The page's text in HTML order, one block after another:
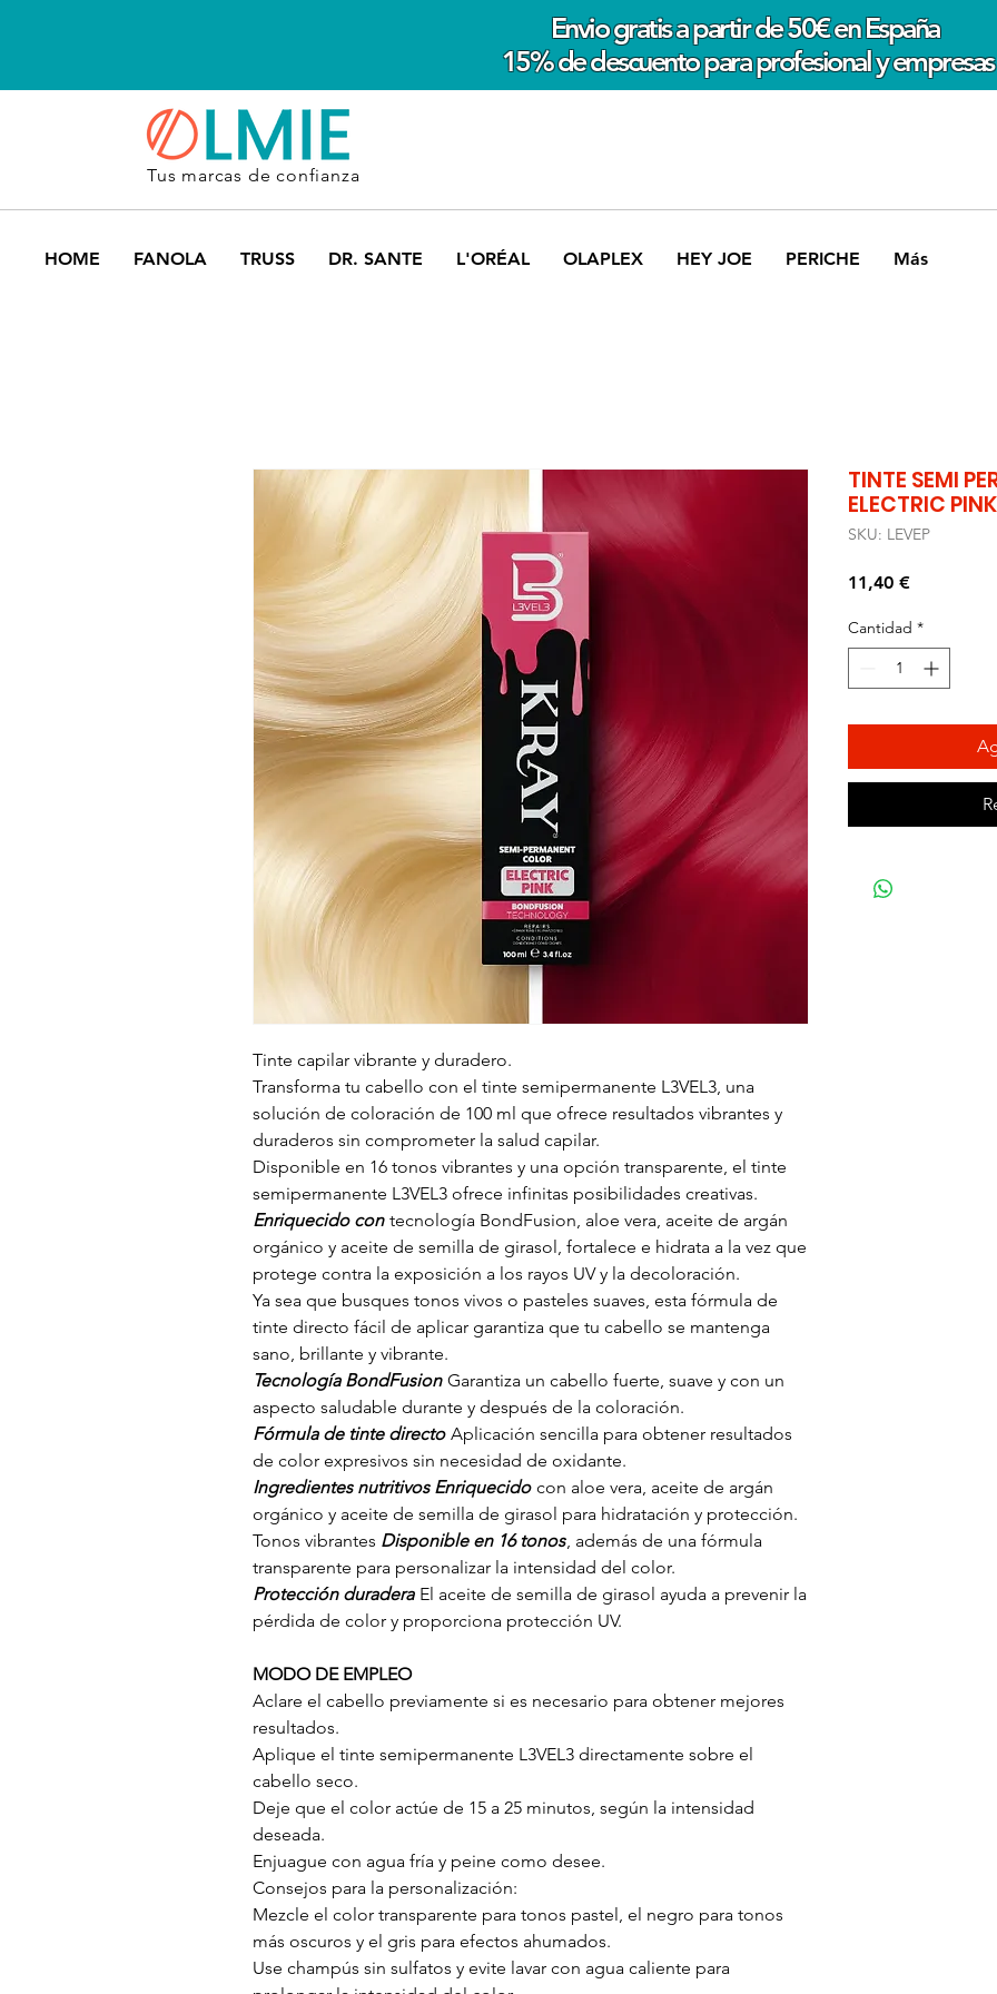
Envio gratis a partir de 50€ en España
15% de descuento para profesional y empresas
Tus marcas de confianza
HOME FANOLA TRUSS DR. SANTE L'ORÉAL OLAPLEX HEY JOE PERICHE Más
Tinte capilar vibrante y duradero.
Transforma tu cabello con el tinte semipermanente L3VEL3, una
solución de coloración de 100 ml que ofrece resultados vibrantes y
duraderos sin comprometer la salud capilar.
Disponible en 16 tonos vibrantes y una opción transparente, el tinte
semipermanente L3VEL3 ofrece infinitas posibilidades creativas.
Enriquecido con tecnología BondFusion, aloe vera, aceite de argán
orgánico y aceite de semilla de girasol, fortalece e hidrata a la vez que
protege contra la exposición a los rayos UV y la decoloración.
Ya sea que busques tonos vivos o pasteles suaves, esta fórmula de
tinte directo fácil de aplicar garantiza que tu cabello se mantenga
sano, brillante y vibrante.
Tecnología BondFusion Garantiza un cabello fuerte, suave y con un
aspecto saludable durante y después de la coloración.
Fórmula de tinte directo Aplicación sencilla para obtener resultados
de color expresivos sin necesidad de oxidante.
Ingredientes nutritivos Enriquecido con aloe vera, aceite de argán
orgánico y aceite de semilla de girasol para hidratación y protección.
Tonos vibrantes Disponible en 16 tonos, además de una fórmula
transparente para personalizar la intensidad del color.
Protección duradera El aceite de semilla de girasol ayuda a prevenir la
pérdida de color y proporciona protección UV.
MODO DE EMPLEO
Aclare el cabello previamente si es necesario para obtener mejores
resultados.
Aplique el tinte semipermanente L3VEL3 directamente sobre el
cabello seco.
Deje que el color actúe de 15 a 25 minutos, según la intensidad
deseada.
Enjuague con agua fría y peine como desee.
Consejos para la personalización:
Mezcle el color transparente para tonos pastel, el negro para tonos
más oscuros y el gris para efectos ahumados.
Use champús sin sulfatos y evite lavar con agua caliente para
TINTE SEMI
ELECTRIC
SKU: LEVEP
11,40 €Precio
Cantidad *